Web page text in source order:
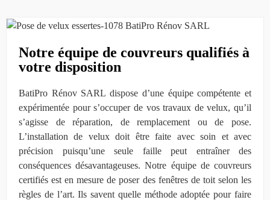
Notre équipe de couvreurs qualifiés à
votre disposition
BatiPro Rénov SARL dispose d’une équipe compétente et
expérimentée pour s’occuper de vos travaux de velux, qu’il
s’agisse de réparation, de remplacement ou de pose.
L’installation de velux doit être faite avec soin et avec
précision puisqu’une seule faille peut entraîner des
conséquences désavantageuses. Notre équipe de couvreurs
certifiés est en mesure de poser des fenêtres de toit selon les
règles de l’art. Ils savent quelle méthode adoptée pour faire